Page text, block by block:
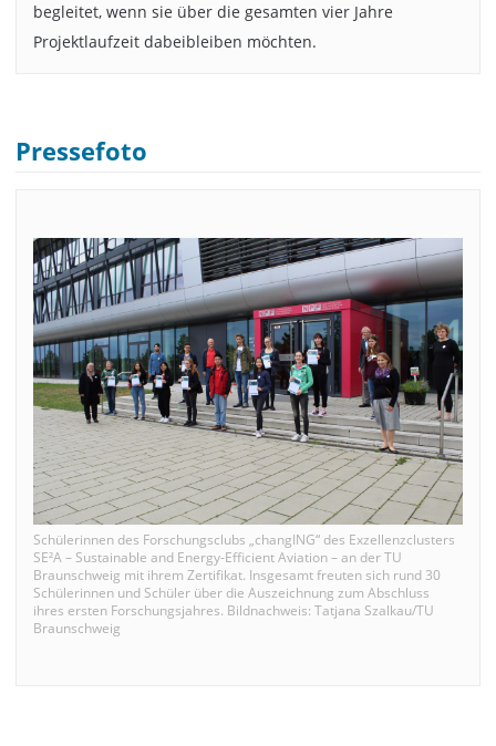
begleitet, wenn sie über die gesamten vier Jahre
Projektlaufzeit dabeibleiben möchten.
Pressefoto
Schülerinnen des Forschungsclubs „changING“ des Exzellenzclusters
SE²A – Sustainable and Energy-Efficient Aviation – an der TU
Braunschweig mit ihrem Zertifikat. Insgesamt freuten sich rund 30
Schülerinnen und Schüler über die Auszeichnung zum Abschluss
ihres ersten Forschungsjahres. Bildnachweis: Tatjana Szalkau/TU
Braunschweig